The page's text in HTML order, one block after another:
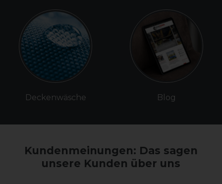
Deckenwäsche Blog
Kundenmeinungen: Das sagen
unsere Kunden über uns